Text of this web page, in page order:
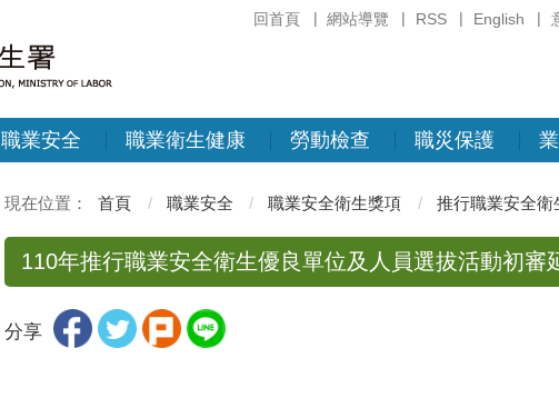
回首頁 網站導覽 RSS English
職業安全 職業衛生健康 勞動檢查 職災保護
首頁 職業安全 職業安全衛生獎項 推行職業安全衛
110年推行職業安全衛生優良單位及人員選拔活動初審
分享